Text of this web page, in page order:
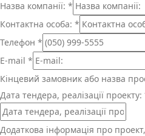
Назва компанії: *
Контактна особа: *
Телефон *
E-mail *
Кінцевий замовник або назва
Дата тендера, реалізації проекту:
Додаткова інформація про